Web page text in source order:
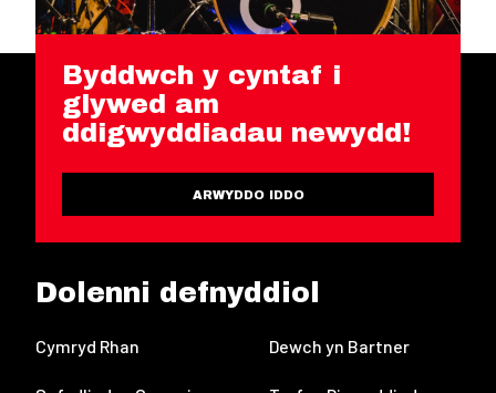
Byddwch y cyntaf i
glywed am
ddigwyddiadau newydd!
ARWYDDO IDDO
Dolenni defnyddiol
Cymryd Rhan Dewch yn Bartner